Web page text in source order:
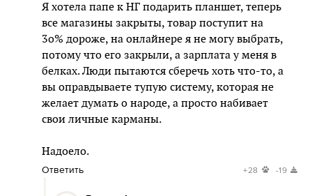
Я хотела папе к НГ подарить планшет, теперь
все магазины закрыты, товар поступит на
3о% дороже, на онлайнере я не могу выбрать,
потому что его закрыли, а зарплата у меня в
белках. Люди пытаются сберечь хоть что-то, а
вы оправдываете тупую систему, которая не
желает думать о народе, а просто набивает
свои личные карманы.
Надоело.
Ответить +28 -19